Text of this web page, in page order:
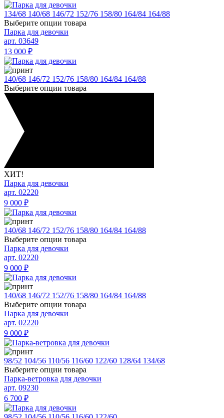
134/68 140/68 146/72 152/76 158/80 164/84 164/88
Выберите опции товара
Парка для девочки
арт. 03649
13 000 ₽
140/68 146/72 152/76 158/80 164/84 164/88
Выберите опции товара
ХИТ!
Парка для девочки
арт. 02220
9 000 ₽
140/68 146/72 152/76 158/80 164/84 164/88
Выберите опции товара
Парка для девочки
арт. 02220
9 000 ₽
140/68 146/72 152/76 158/80 164/84 164/88
Выберите опции товара
Парка для девочки
арт. 02220
9 000 ₽
98/52 104/56 110/56 116/60 122/60 128/64 134/68
Выберите опции товара
Парка-ветровка для девочки
арт. 09230
6 700 ₽